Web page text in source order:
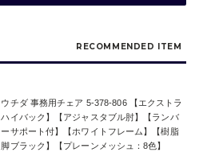
RECOMMENDED ITEM
ウチダ 事務用チェア 5-378-806 【エクストラ
ハイバック】【アジャスタブル肘】【ランバ
ーサポート付】【ホワイトフレーム】【樹脂
脚ブラック】【プレーンメッシュ：8色】